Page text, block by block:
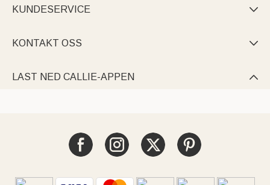
KUNDESERVICE 
KONTAKT OSS 
LAST NED CALLIE-APPEN 